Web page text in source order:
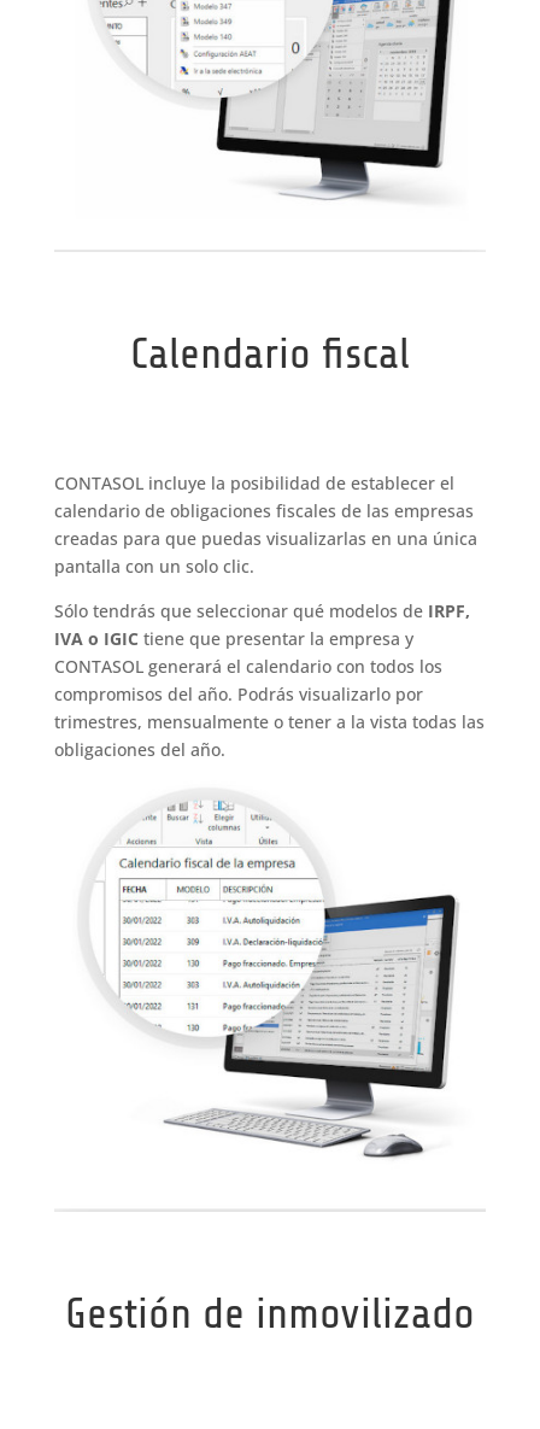
Calendario fiscal
CONTASOL incluye la posibilidad de establecer el
calendario de obligaciones fiscales de las empresas
creadas para que puedas visualizarlas en una única
pantalla con un solo clic.
Sólo tendrás que seleccionar qué modelos de IRPF,
IVA o IGIC tiene que presentar la empresa y
CONTASOL generará el calendario con todos los
compromisos del año. Podrás visualizarlo por
trimestres, mensualmente o tener a la vista todas las
obligaciones del año.
Gestión de inmovilizado